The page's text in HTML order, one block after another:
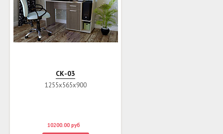
СК-03
1255х565х900
10200.00 руб